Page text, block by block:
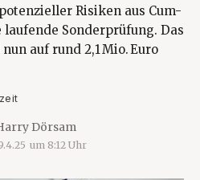
Risiken aus Cum-
Sonderprüfung. Das
auf rund 2,1 Mio. Euro
Dörsam
um 8:12 Uhr